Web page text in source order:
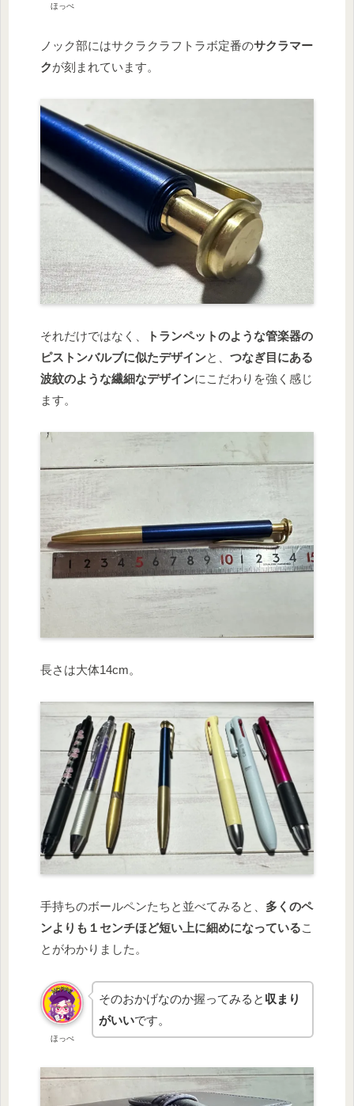
ほっぺ
ノック部にはサクラクラフトラボ定番のサクラマー
クが刻まれています。
それだけではなく、
トランペットのような管楽器の
ピストンバルブに似たデザインと、 つなぎ目にある
波紋のような繊細なデザインにこだわりを強く感じ
ます。
長さは大体14cm。
手持ちのボールペンたちと並べてみると、 多くのペ
ンよりも１センチほど短い上に細めになっているこ
とがわかりました。
ほっぺ
そのおかげなのか握ってみると 収まり
がいいです。